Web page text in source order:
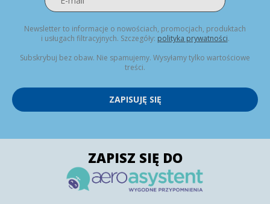
Newsletter to informacje o nowościach, promocjach, produktach
i usługach filtracyjnych. Szczegóły: polityka prywatności.
Subskrybuj bez obaw. Nie spamujemy. Wysyłamy tylko wartościowe
treści.
ZAPISUJĘ SIĘ
ZAPISZ SIĘ DO